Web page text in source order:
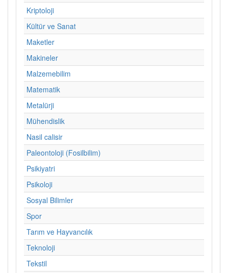
Kriptoloji
Kültür ve Sanat
Maketler
Makineler
Malzemebilim
Matematik
Metalürji
Mühendislik
Nasil calisir
Paleontoloji (Fosilbilim)
Psikiyatri
Psikoloji
Sosyal Bilimler
Spor
Tarım ve Hayvancılık
Teknoloji
Tekstil